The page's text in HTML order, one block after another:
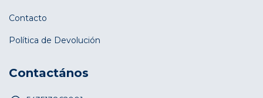
Contacto
Política de Devolución
Contactános